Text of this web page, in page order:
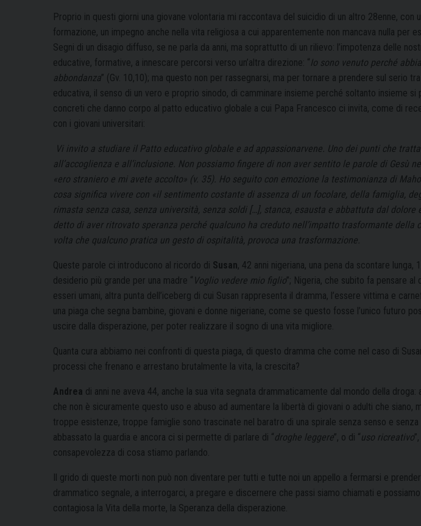
Proprio in questi giorni una giovane volontaria mi raccontava del suicidio di un altro 28enne, con
formazione, un impegno anche nella vita religiosa a cui apparentemente non mancava nulla per
Segni di un disagio diffuso, se ne parla da anni, ma soprattutto di un rilievo: l’impotenza delle
educative, formative, a innescare percorsi verso un’altra direzione: “Io sono venuto perché
abbondanza” (Gv. 10,10); ma questo non per rassegnarsi, ma per tornare a prendere sul serio
educativa, il senso di un vero e proprio sinodo, di camminare insieme perché soltanto insieme si
concreti che danno corpo al patto educativo globale a cui Papa Francesco ci invita, come di
con i giovani universitari:
Vi invito a studiare il Patto educativo globale e ad appassionarvene. Uno dei punti che tratta
all’accoglienza e all’inclusione. Non possiamo fingere di non aver sentito le parole di Gesù
«ero straniero e mi avete accolto» (v. 35). Ho seguito con emozione la testimonianza di
cosa significa vivere con «il sentimento costante di assenza di un focolare, della famiglia,
rimasta senza casa, senza università, senza soldi […], stanca, esausta e abbattuta dal dolore
detto di aver ritrovato speranza perché qualcuno ha creduto nell’impatto trasformante della
volta che qualcuno pratica un gesto di ospitalità, provoca una trasformazione.
Queste parole ci introducono al ricordo di Susan, 42 anni nigeriana, una pena da scontare lunga,
desiderio più grande per una madre “ Voglio vedere mio figlio”; Nigeria, che subito fa pensare al
esseri umani, altra punta dell’iceberg di cui Susan rappresenta il dramma, l’essere vittima e
una piaga che segna bambine, giovani e donne nigeriane, come se questo fosse l’unico futuro
uscire dalla disperazione, per poter realizzare il sogno di una vita migliore.
Quanta cura abbiamo nei confronti di questa piaga, di questo dramma che come nel caso di
processi che frenano e arrestano brutalmente la vita, la crescita?
Andrea di anni ne aveva 44, anche la sua vita segnata drammaticamente dal mondo della droga:
che non è sicuramente questo uso e abuso ad aumentare la libertà di giovani o adulti che siano,
troppe esistenze, troppe famiglie sono trascinate nel baratro di una spirale senza senso e
abbassato la guardia e ancora ci si permette di parlare di “droghe leggere”, o di “uso ricreativo
consapevolezza di cosa stiamo parlando.
Il grido di queste morti non può non diventare per tutti e tutte noi un appello a fermarsi e
drammatico segnale, a interrogarci, a pregare e discernere che passi siamo chiamati e
contagiosa la Vita della morte, la Speranza della disperazione.